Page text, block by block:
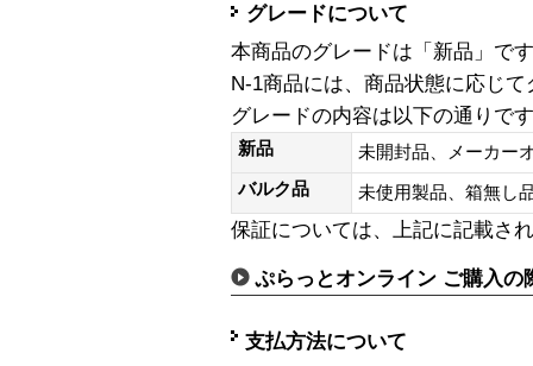
グレードについて
本商品のグレードは「新品」です
N-1商品には、商品状態に応じ
グレードの内容は以下の通りで
新品
未開封品、メーカー
バルク品
未使用製品、箱無
保証については、上記に記載さ
ぷらっとオンライン ご購入の
支払方法について